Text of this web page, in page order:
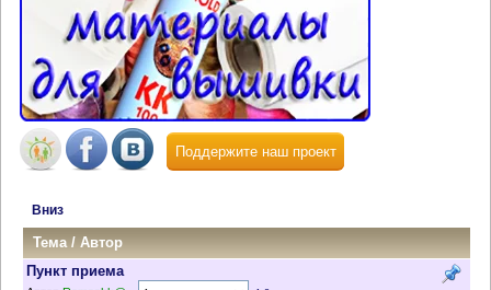
Поддержите наш проект
Вниз
Тема/Автор
Пункт приема